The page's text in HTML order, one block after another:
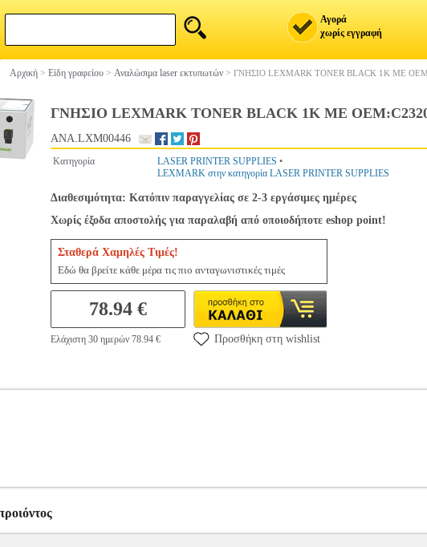
Αγορά
χωρίς εγγραφή
Αρχική > Είδη γραφείου > Αναλώσιμα laser εκτυπωτών > ΓΝΗΣΙΟ LEXMARK TONER BLACK 1K ΜΕ
ΓΝΗΣΙΟ LEXMARK TONER BLACK 1K ΜΕ
ANA.LXM00446
Κατηγορία LASER PRINTER SUPPLIES •
LEXMARK στην κατηγορία LASER PRINTER SUPPLIES
Διαθεσιμότητα: Κατόπιν παραγγελίας σε 2-3 εργάσιμες ημέρες
Χωρίς έξοδα αποστολής για παραλαβή από οποιοδήποτε eshop point!
Σταθερά Χαμηλές Τιμές!
Εδώ θα βρείτε κάθε μέρα τις πιο ανταγωνιστικές τιμές
78.94 €
Ελάχιστη 30 ημερών 78.94 € Προσθήκη στη wishlist